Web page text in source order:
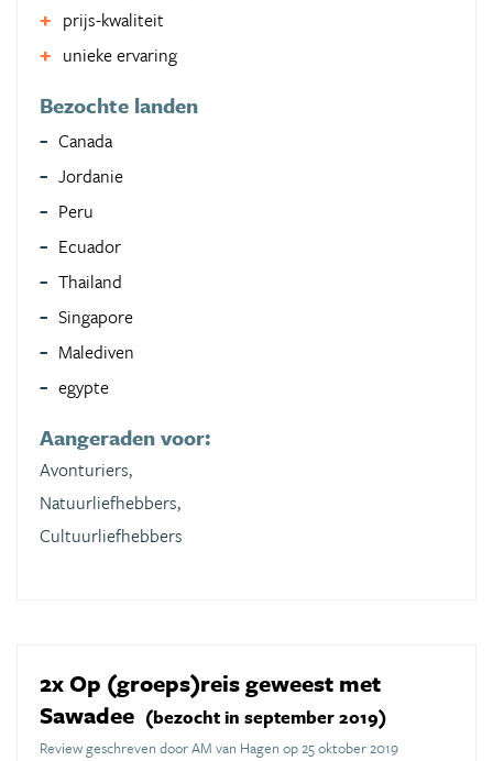
prijs-kwaliteit
unieke ervaring
Bezochte landen
Canada
Jordanie
Peru
Ecuador
Thailand
Singapore
Malediven
egypte
Aangeraden voor:
Avonturiers,
Natuurliefhebbers,
Cultuurliefhebbers
2x Op (groeps)reis geweest met
Sawadee (bezocht in september 2019)
Review geschreven door AM van Hagen op 25 oktober 2019